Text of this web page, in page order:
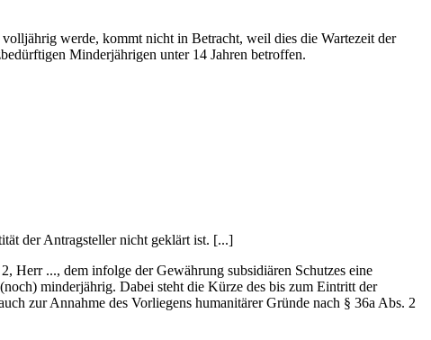
werde, kommt nicht in Betracht, weil dies die Wartezeit der
Minderjährigen unter 14 Jahren betroffen.
der Antragsteller nicht geklärt ist. [...]
Herr ..., dem infolge der Gewährung subsidiären Schutzes eine
minderjährig. Dabei steht die Kürze des bis zum Eintritt der
zur Annahme des Vorliegens humanitärer Gründe nach § 36a Abs. 2